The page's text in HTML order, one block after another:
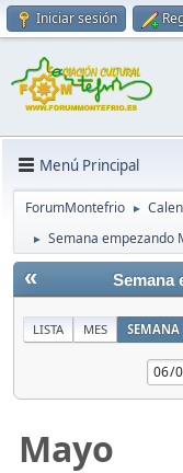
Iniciar sesión
Menú Principal
ForumMontefrio ►
► Semana empezando
« Semana
LISTA MES SEMANA
Mayo